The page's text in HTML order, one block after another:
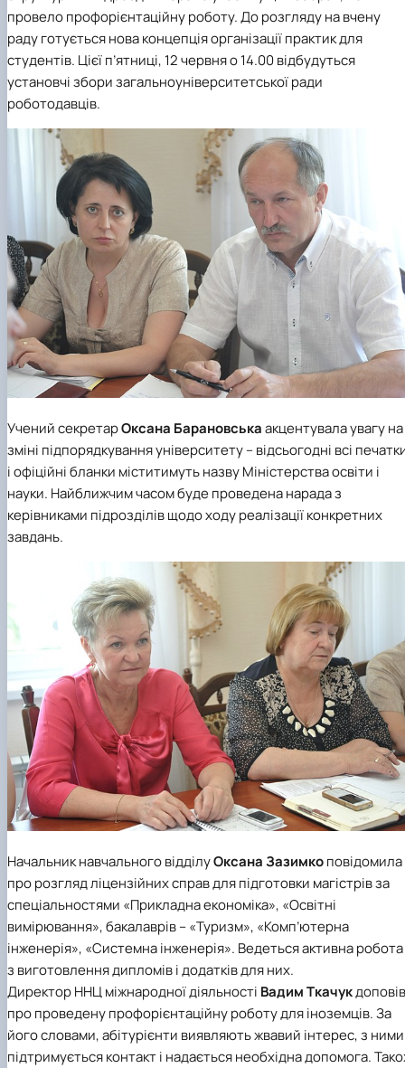
провело профорієнтаційну роботу. До розгляду на вчену
раду готується нова концепція організації практик для
студентів. Цієї п’ятниці, 12 червня о 14.00 відбудуться
установчі збори загальноуніверситетської ради
роботодавців.
Учений секретарОксана Барановськаакцентувала увагу на
зміні підпорядкування університету – відсьогодні всі
і офіційні бланки міститимуть назву Міністерства освіти і
науки. Найближчим часом буде проведена нарада з
керівниками підрозділів щодо ходу реалізації конкретних
завдань.
Начальник навчального відділуОксана Зазимкоповідомила
про розгляд ліцензійних справ для підготовки магістрів за
спеціальностями «Прикладна економіка», «Освітні
вимірювання», бакалаврів – «Туризм», «Комп’ютерна
інженерія», «Системна інженерія». Ведеться активна робота
з виготовлення дипломів і додатків для них.
Директор ННЦ міжнародної діяльності Вадим Ткачукдоповів
про проведену профорієнтаційну роботу для іноземців. За
його словами, абітурієнти виявляють жвавий інтерес, з ними
підтримується контакт і надається необхідна допомога.